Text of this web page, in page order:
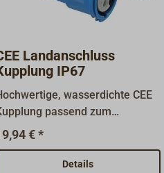
Landanschluss
IP67
wasserdichte CEE
passend zum
CEE
Aufbaustecker (Artikelnummer
4671-053), 230 Volt, 16 Ampére,
€ *
Details